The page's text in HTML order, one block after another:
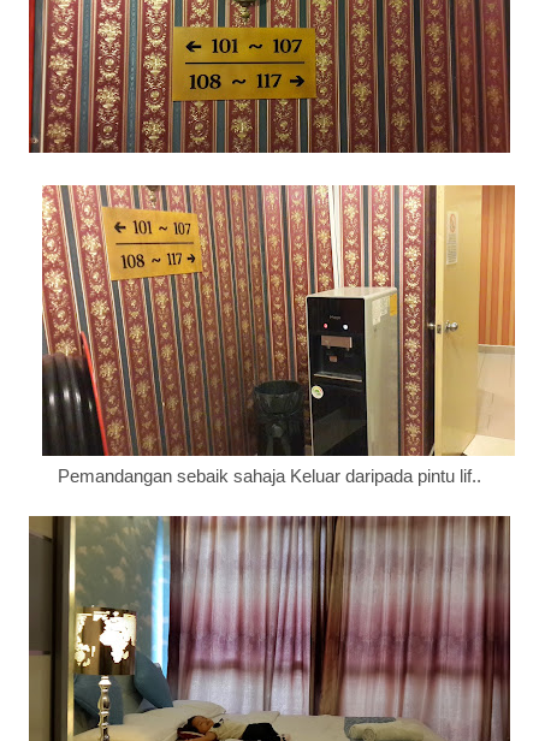
Pemandangan sebaik sahaja Keluar daripada pintu lif..